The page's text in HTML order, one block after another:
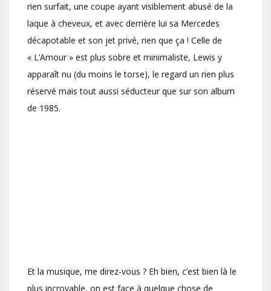
rien surfait, une coupe ayant visiblement abusé de la
laque à cheveux, et avec derrière lui sa Mercedes
décapotable et son jet privé, rien que ça ! Celle de
« L’Amour » est plus sobre et minimaliste, Lewis y
apparaît nu (du moins le torse), le regard un rien plus
réservé mais tout aussi séducteur que sur son album
de 1985.
Et la musique, me direz-vous ? Eh bien, c’est bien là le
plus incroyable, on est face à quelque chose de